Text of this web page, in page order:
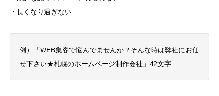
・長くなり過ぎない
例）「WEB集客で悩んでませんか？そんな時は弊社にお任
せ下さい★札幌のホームページ制作会社」42文字